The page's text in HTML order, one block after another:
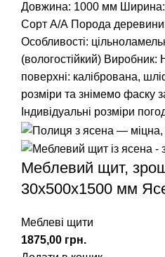
Довжина: 1000 мм
Сорт А/А Порода
Особливості:
(вологостійкий) Виробник:
поверхні: калібрована,
розміри та знімемо фаску
Індивідуальні розміри
Меблевий щит,
30х500х1500 мм
Меблеві щити
грн.